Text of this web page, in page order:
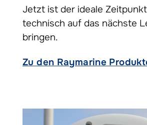
Jetzt ist der ideale
technisch auf das nächste
bringen.
Zu den Raymarine